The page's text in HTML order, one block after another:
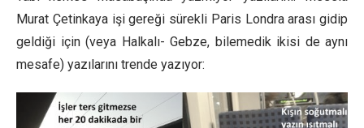
Murat Çetinkaya işi gereği sürekli Paris Londra arası gidip
geldiği için (veya Halkalı- Gebze, bilemedik ikisi de aynı
mesafe) yazılarını trende yazıyor: